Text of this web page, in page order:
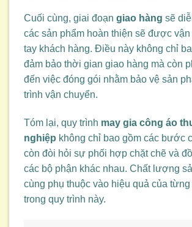
Cuối cùng, giai đoạn giao hàng sẽ
các sản phẩm hoàn thiện sẽ được
tay khách hàng. Điều này không chỉ
đảm bảo thời gian giao hàng mà còn
đến việc đóng gói nhằm bảo vệ sản
trình vận chuyển.
Tóm lại, quy trình may gia công áo
nghiệp không chỉ bao gồm các bước
còn đòi hỏi sự phối hợp chặt chẽ và
các bộ phận khác nhau. Chất lượng
cùng phụ thuộc vào hiệu quả của
trong quy trình này.